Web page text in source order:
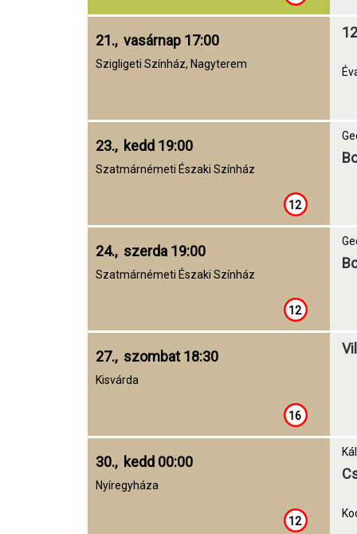
21., vasárnap 17:00
Szigligeti Színház, Nagyterem
23., kedd 19:00
Szatmárnémeti Északi Színház
12
24., szerda 19:00
Szatmárnémeti Északi Színház
12
27., szombat 18:30
Kisvárda
16
30., kedd 00:00
Nyíregyháza
12